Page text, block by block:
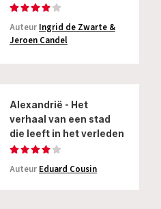
Auteur Ingrid de Zwarte &
Jeroen Candel
Alexandrië - Het
verhaal van een stad
die leeft in het verleden
Auteur Eduard Cousin